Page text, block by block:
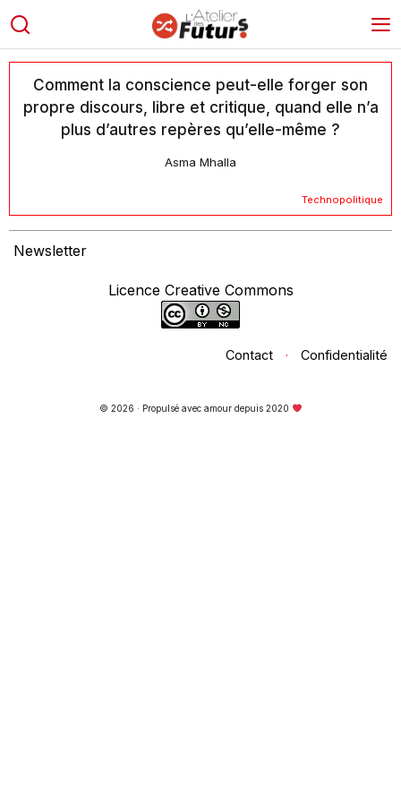
Comment la conscience peut-elle forger son
propre discours, libre et critique, quand elle n’a
plus d’autres repères qu’elle-même ?
Asma Mhalla
Technopolitique
Newsletter
Licence Creative Commons
Contact · Confidentialité
© 2026 · Propulsé avec amour depuis 2020